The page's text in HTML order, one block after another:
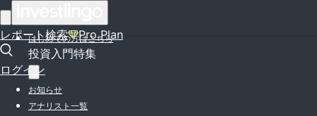
レポート検索 Pro Plan
ログイン
はじめての方はこちら
投資入門特集
お知らせ
アナリスト一覧